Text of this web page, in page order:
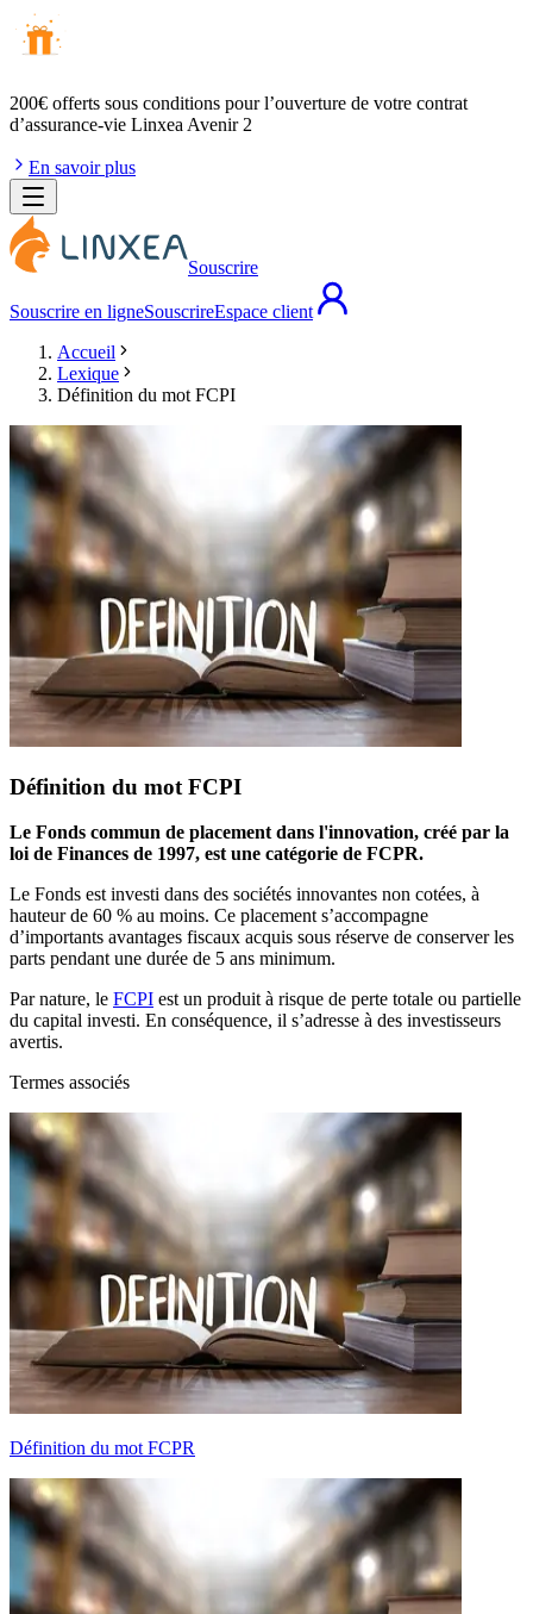
200€ offerts sous conditions pour l’ouverture de votre contrat
d’assurance-vie Linxea Avenir 2
En savoir plus
Souscrire
Souscrire en ligneSouscrireEspace client
Accueil
Lexique
Définition du mot FCPI
Définition du mot FCPI
Le Fonds commun de placement dans l'innovation, créé par la
loi de Finances de 1997, est une catégorie de FCPR.
Le Fonds est investi dans des sociétés innovantes non cotées, à
hauteur de 60 % au moins. Ce placement s’accompagne
d’importants avantages fiscaux acquis sous réserve de conserver les
parts pendant une durée de 5 ans minimum.
Par nature, le FCPI est un produit à risque de perte totale ou partielle
du capital investi. En conséquence, il s’adresse à des investisseurs
avertis.
Termes associés
Définition du mot FCPR